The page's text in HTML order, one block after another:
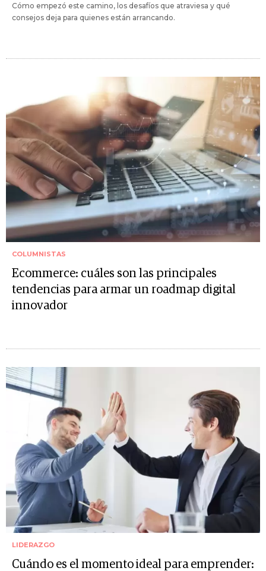
Cómo empezó este camino, los desafíos que atraviesa y qué
consejos deja para quienes están arrancando.
COLUMNISTAS
Ecommerce: cuáles son las principales
tendencias para armar un roadmap digital
innovador
LIDERAZGO
Cuándo es el momento ideal para emprender: